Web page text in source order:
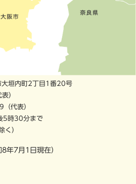
垣内町2丁目1番20号
表）
代表）
5時30分まで
く）
8年7月1日現在）